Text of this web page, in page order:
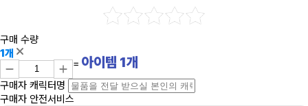
구매 수량
1개
= 아이템 1개
구매자 캐릭터명
구매자 안전서비스